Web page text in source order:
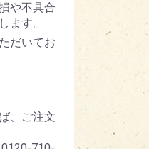
や不具合
ます。
だいてお
、ご注文